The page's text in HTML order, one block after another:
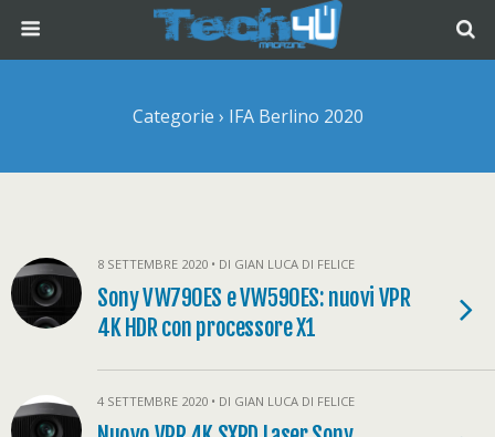
Categorie › IFA Berlino 2020
8 SETTEMBRE 2020 • DI GIAN LUCA DI FELICE
Sony VW790ES e VW590ES: nuovi VPR
4K HDR con processore X1
4 SETTEMBRE 2020 • DI GIAN LUCA DI FELICE